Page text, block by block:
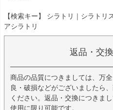
【検索キー】 シラトリ｜シラト
アシラトリ
返品・交
商品の品質につきましては、万
良・破損などがございましたら
ください。返品・交換につきま
使用に限り可能です。